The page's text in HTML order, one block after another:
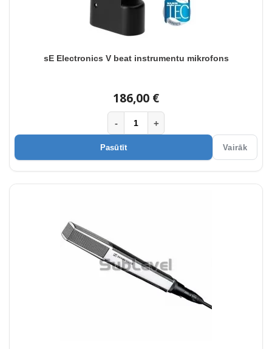
sE Electronics V beat instrumentu mikrofons
186,00 €
- +
Pasūtīt Vairāk